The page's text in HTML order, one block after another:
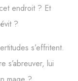
endroit ? Et
?
s’effritent.
s’abreuver, lui